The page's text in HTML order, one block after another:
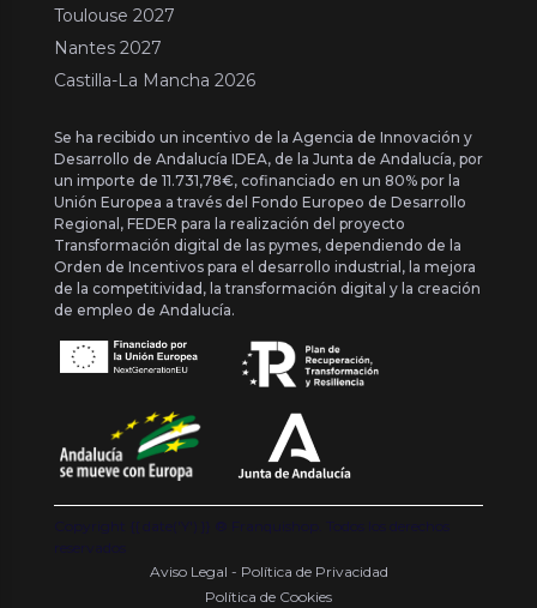
Toulouse 2027
Nantes 2027
Castilla-La Mancha 2026
Se ha recibido un incentivo de la Agencia de Innovación y
Desarrollo de Andalucía IDEA, de la Junta de Andalucía, por
un importe de 11.731,78€, cofinanciado en un 80% por la
Unión Europea a través del Fondo Europeo de Desarrollo
Regional, FEDER para la realización del proyecto
Transformación digital de las pymes, dependiendo de la
Orden de Incentivos para el desarrollo industrial, la mejora
de la competitividad, la transformación digital y la creación
de empleo de Andalucía.
Copyright {{ date('Y') }} ® Franquishop. Todos los derechos
reservados
Aviso Legal - Política de Privacidad
Política de Cookies